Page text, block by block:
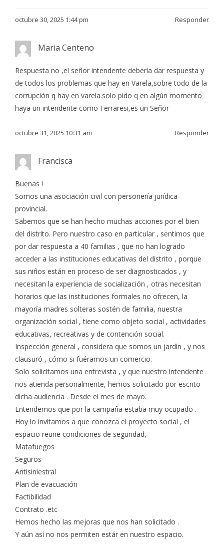
octubre 30, 2025 1:44 pm Responder
Maria Centeno
Respuesta no ,el señor intendente debería dar respuesta y
de todos los problemas que hay en Varela,sobre todo de la
corrupción q hay en varela.solo pido q en algún momento
haya un intendente como Ferraresi,es un Señor
octubre 31, 2025 10:31 am Responder
Francisca
Buenas !
Somos una asociación civil con personería jurídica
provincial.
Sabemos que se han hecho muchas acciones por el bien
del distrito. Pero nuestro caso en particular , sentimos que
por dar respuesta a 40 familias , que no han logrado
acceder a las instituciones educativas del distrito , porque
sus niños están en proceso de ser diagnosticados , y
necesitan la experiencia de socialización , otras necesitan
horarios que las instituciones formales no ofrecen, la
mayoría madres solteras sostén de familia, nuestra
organización social , tiene como objeto social , actividades
educativas, recreativas y de contención social.
Inspección general , considera que somos un jardín , y nos
clausuró , cómo si fuéramos un comercio.
Solo solicitamos una entrevista , y que nuestro intendente
nos atienda personalmente, hemos solicitado por escrito
dicha audiencia . Desde el mes de mayo.
Entendemos que por la campaña estaba muy ocupado .
Hoy lo invitamos a que conozca el proyecto social , el
espacio reune condiciones de seguridad,
Matafuegos
Seguros
Antisiniestral
Plan de evacuación
Factibilidad
Contrato .etc
Hemos hecho las mejoras que nos han solicitado .
Y aún así no nos permiten estár en nuestro espacio.